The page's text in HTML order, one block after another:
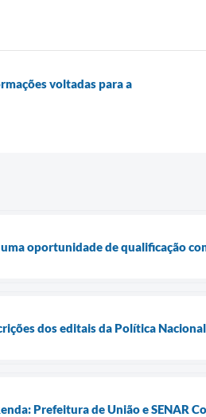
voltadas para a
oportunidade de qualificação
dos editais da Política
Prefeitura de União e SENAR